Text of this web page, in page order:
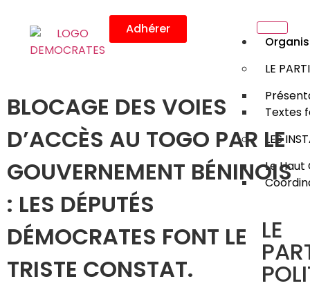
Adhérer
LE
Textes
LES
Le Haut
LE
BLOCAGE DES VOIES
D’ACCÈS AU TOGO PAR LE
GOUVERNEMENT BÉNINOIS
: LES DÉPUTÉS
DÉMOCRATES FONT LE
TRISTE CONSTAT.